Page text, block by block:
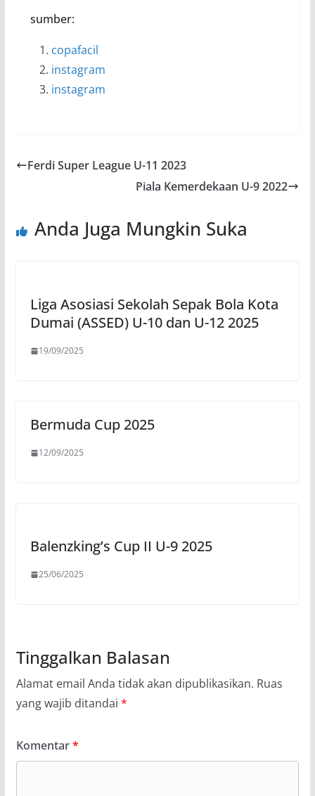
sumber:
copafacil
instagram
instagram
Ferdi Super League U-11 2023
Piala Kemerdekaan U-9 2022
Anda Juga Mungkin Suka
Liga Asosiasi Sekolah Sepak Bola Kota
Dumai (ASSED) U-10 dan U-12 2025
19/09/2025
Bermuda Cup 2025
12/09/2025
Balenzking’s Cup II U-9 2025
25/06/2025
Tinggalkan Balasan
Alamat email Anda tidak akan dipublikasikan. Ruas
yang wajib ditandai *
Komentar*